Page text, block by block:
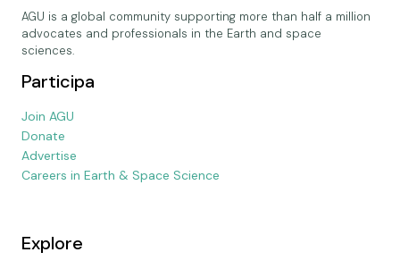
AGU is a global community supporting more than half a million
advocates and professionals in the Earth and space
sciences.
Participa
Join AGU
Donate
Advertise
Careers in Earth & Space Science
Explore